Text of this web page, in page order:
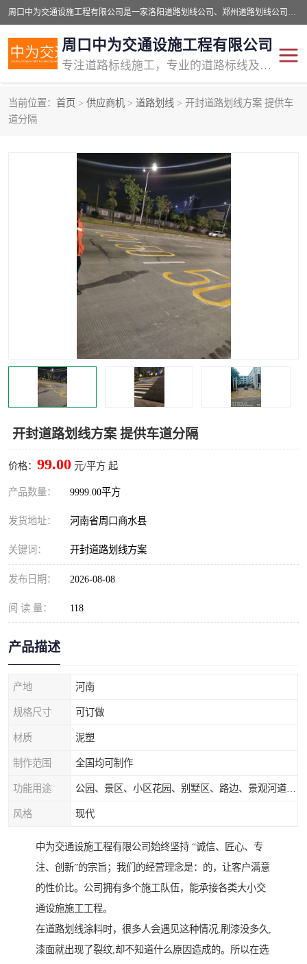
周口中为交通设施工程有限公司是一家洛阳道路划线公司、郑州道路划线公司、平顶山道路车位划线公司、开封车位划线公司、许昌道路车位划线公司、漯河道路车位划线公司，公司始终坚持“诚信、匠心、专注”的宗旨；我们的经营理念是：的服务。
周口中为交通设施工程有限公司
专注道路标线施工，专业的道路标线及交通设施施工服务商!
当前位置： 首页 > 供应商机 > 道路划线 > 开封道路划线方案 提供车
道分隔
开封道路划线方案 提供车道分隔
价格： 99.00 元/平方 起
产品数量： 9999.00平方
发货地址： 河南省周口商水县
关键词： 开封道路划线方案
发布日期： 2026-08-08
阅 读 量： 118
产品描述
产地 河南
规格尺寸 可订做
材质 泥塑
制作范围 全国均可制作
功能用途
风格 现代
中为交通设施工程有限公司始终坚持 “诚信、匠心、专
注、创新”的宗旨；我们的经营理念是：的，让客户满意
的性价比。公司拥有多个施工队伍，能承接各类大小交
通设施施工工程。
在道路划线涂料时，很多人会遇见这种情况,刷漆没多久,
漆面就出现了裂纹,却不知道什么原因造成的。所以在选
交通道路标线
道路标线划线 马路标线
道路划线